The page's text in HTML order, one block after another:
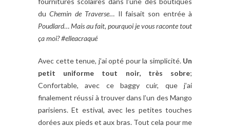
duChemin de Traverse… Il faisait son entrée à
Poudlard…Mais au fait, pourquoi je vous raconte tout
ça moi? #elleacraqué
Avec cette tenue, j’ai opté pour la simplicité. Un
petit uniforme tout noir, très sobre;
Confortable, avec ce baggy cuir, que j’ai
finalement réussi à trouver dans l’un des Mango
parisiens. Et estival, avec les petites touches
dorées aux pieds et aux bras. Tout cela pour me